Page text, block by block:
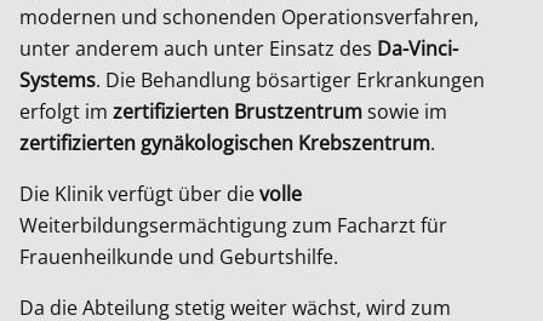
modernen und schonenden Operationsverfahren,
unter anderem auch unter Einsatz des Da-Vinci-
Systems. Die Behandlung bösartiger Erkrankungen
erfolgt im zertifizierten Brustzentrumsowie im
zertifizierten gynäkologischen Krebszentrum.
Die Klinik verfügt über dievolle
Weiterbildungsermächtigung zum Facharzt für
Frauenheilkunde und Geburtshilfe.
Da die Abteilung stetig weiter wächst, wird zum